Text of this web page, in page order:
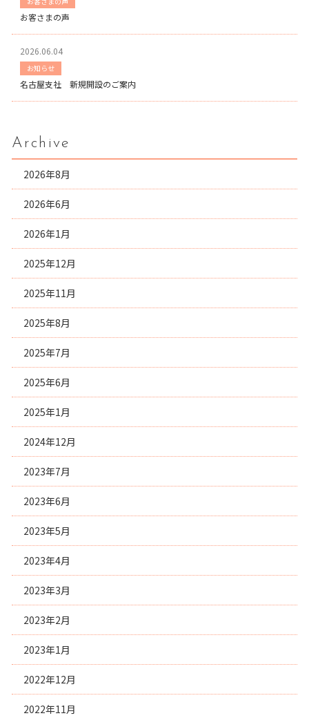
お客さまの声
2026.06.04
お知らせ
名古屋支社 新規開設のご案内
Archive
2026年8月
2026年6月
2026年1月
2025年12月
2025年11月
2025年8月
2025年7月
2025年6月
2025年1月
2024年12月
2023年7月
2023年6月
2023年5月
2023年4月
2023年3月
2023年2月
2023年1月
2022年12月
2022年11月